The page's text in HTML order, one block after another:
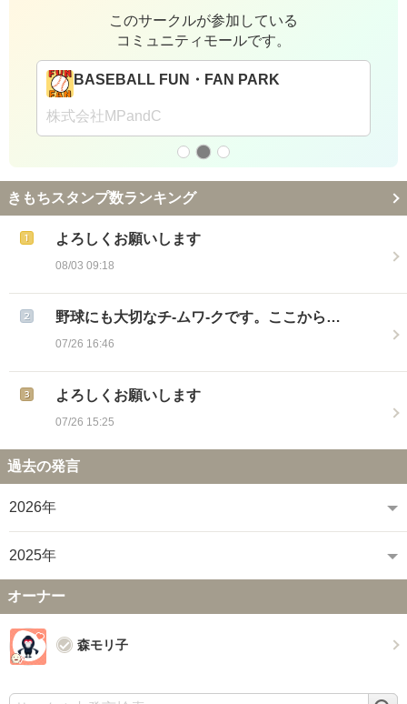
このサークルが参加している
コミュニティモールです。
BASEBALL FUN・FAN PARK
株式会社MPandC
きもちスタンプ数ランキング
よろしくお願いします
08/03 09:18
野球にも大切なチ-ムワ-クです。ここから…
07/26 16:46
よろしくお願いします
07/26 15:25
過去の発言
2026年
2025年
オーナー
森モリ子